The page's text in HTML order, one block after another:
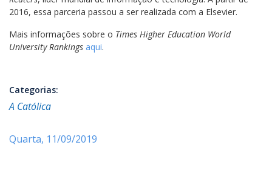
2016, essa parceria passou a ser realizada com a Elsevier.
Mais informações sobre o Times Higher Education World
University Rankings aqui.
Categorias:
A Católica
Quarta, 11/09/2019